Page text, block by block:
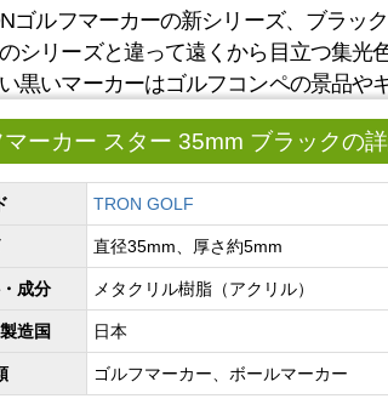
ゴルフマーカーの新シリーズ、ブラッ
シリーズと違って遠くから目立つ集光
黒いマーカーはゴルフコンペの景品や
ーカー スター 35mm ブラックの
TRON GOLF
直径35mm、厚さ約5mm
成分 メタクリル樹脂（アクリル）
造国 日本
ゴルフマーカー、ボールマーカー